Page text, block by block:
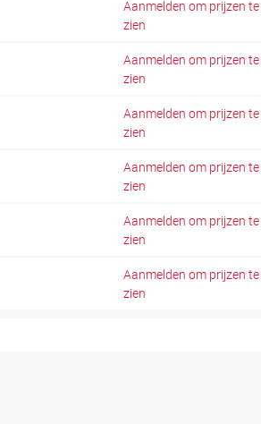
Aanmelden om prijzen te
zien
Aanmelden om prijzen te
zien
Aanmelden om prijzen te
zien
Aanmelden om prijzen te
zien
Aanmelden om prijzen te
zien
Aanmelden om prijzen te
zien